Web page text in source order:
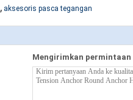
, aksesoris pasca tegangan
Mengirimkan permintaan